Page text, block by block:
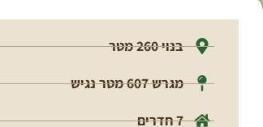
בנוי 260 מטר
מגרש 607 מטר נגיש
7 חדרים